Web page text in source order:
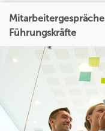
Führungskräfte